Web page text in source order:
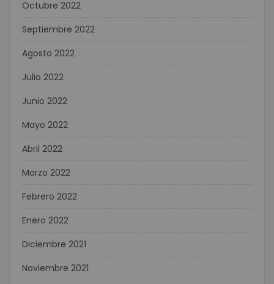
Octubre 2022
Septiembre 2022
Agosto 2022
Julio 2022
Junio 2022
Mayo 2022
Abril 2022
Marzo 2022
Febrero 2022
Enero 2022
Diciembre 2021
Noviembre 2021